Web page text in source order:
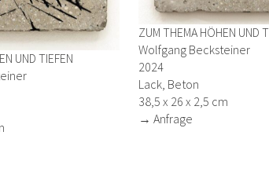
UND TIEFEN
ZUM THEMA HÖHEN UND
Wolfgang Becksteiner
2024
Lack, Beton
38,5 x 26 x 2,5 cm
→ Anfrage